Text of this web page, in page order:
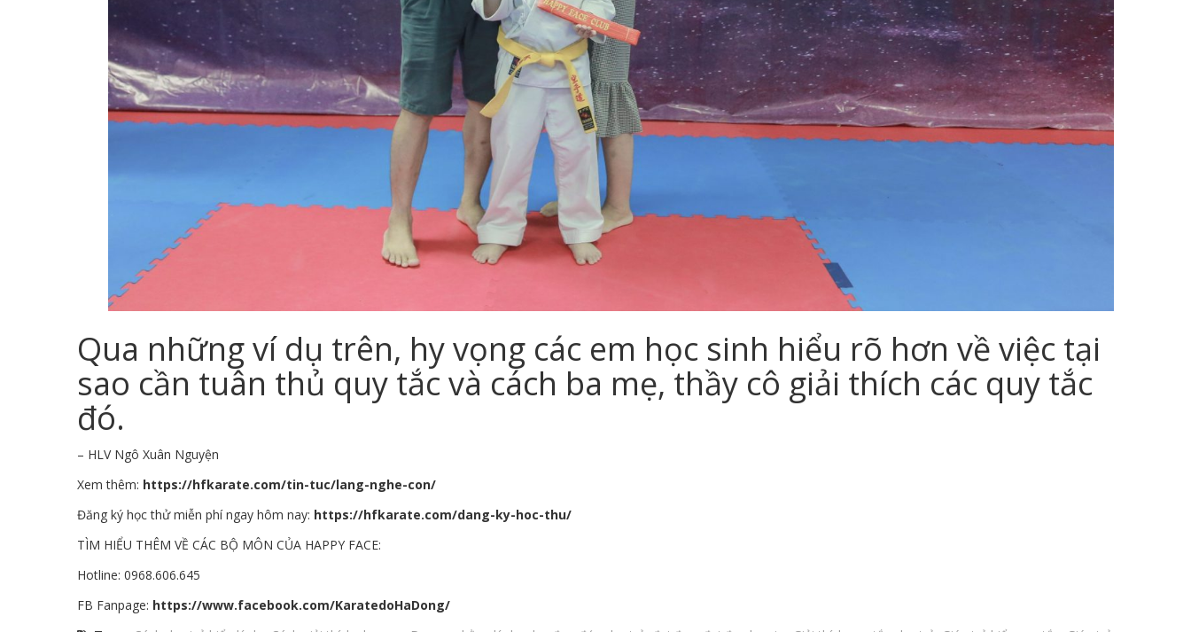
Qua những ví dụ trên, hy vọng các em học sinh hiểu rõ hơn về việc tại
sao cần tuân thủ quy tắc và cách ba mẹ, thầy cô giải thích các quy tắc
đó.
– HLV Ngô Xuân Nguyện
Xem thêm: https://hfkarate.com/tin-tuc/lang-nghe-con/
Đăng ký học thử miễn phí ngay hôm nay: https://hfkarate.com/dang-ky-hoc-thu/
TÌM HIỂU THÊM VỀ CÁC BỘ MÔN CỦA HAPPY FACE:
Hotline: 0968.606.645
FB Fanpage: https://www.facebook.com/KaratedoHaDong/